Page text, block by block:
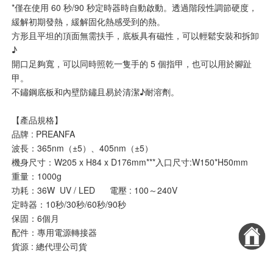
*僅在使用 60 秒/90 秒定時器時自動啟動。透過階段性調節硬度，
緩解初期發熱，緩解固化熱感受到的熱。
方形且平坦的頂面無需扶手，底板具有磁性，可以輕鬆安裝和拆卸
♪
開口足夠寬，可以同時照乾一隻手的 5 個指甲，也可以用於腳趾
甲。
不鏽鋼底板和內壁防鏽且易於清潔♪耐溶劑。
【產品規格】
品牌 : PREANFA
波長：365nm（±5）、405nm（±5）
機身尺寸：W205 x H84 x D176mm***入口尺寸:W150*H50mm
重量：1000g
功耗：36W  UV / LED      電壓 : 100～240V
定時器：10秒/30秒/60秒/90秒
保固：6個月
配件：專用電源轉接器
貨源 : 總代理公司貨